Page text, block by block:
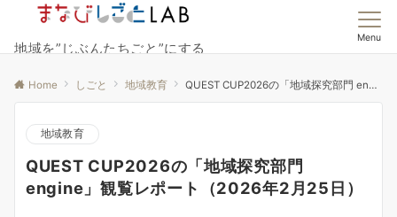
地域を”じぶんたちごと”にする
Menu
Home しごと 地域教育 QUEST CUP2026の「地域探究部門 engine」観覧レポート（2026年2月25日）
地域教育
QUEST CUP2026の「地域探究部門
engine」観覧レポート（2026年2月25日）